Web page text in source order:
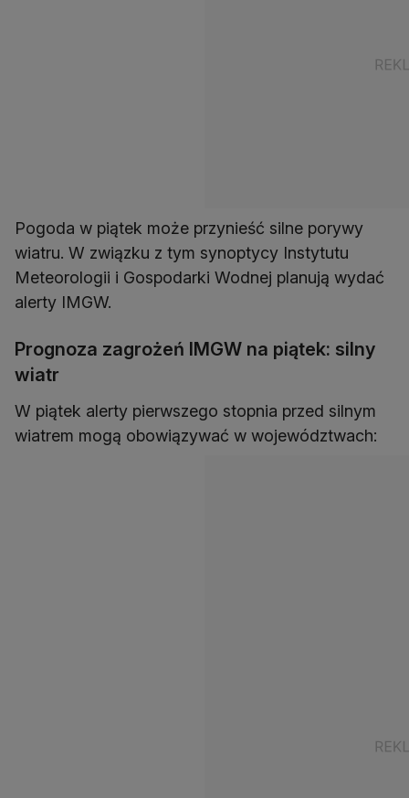
Pogoda w piątek może przynieść silne porywy
wiatru. W związku z tym synoptycy Instytutu
Meteorologii i Gospodarki Wodnej planują wydać
alerty IMGW.
Prognoza zagrożeń IMGW na piątek: silny
wiatr
W piątek alerty pierwszego stopnia przed silnym
wiatrem mogą obowiązywać w województwach: